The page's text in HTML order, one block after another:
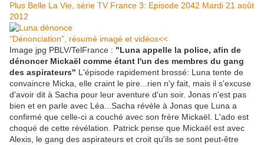
Plus Belle La Vie, série TV France 3: Episode 2042 Mardi 21 août
2012
"Dénonciation", résumé imagé et vidéos<<
Image jpg PBLV/TelFrance : "Luna appelle la police, afin de
dénoncer Mickaël comme étant l'un des membres du gang
des aspirateurs" L'épisode rapidement brossé: Luna tente de
convaincre Micka, elle craint le pire...rien n'y fait, mais il s'excuse
d'avoir dit à Sacha pour leur aventure d'un soir. Jonas n'est pas
bien et en parle avec Léa...Sacha révèle à Jonas que Luna a
confirmé que celle-ci a couché avec son frère Mickaël. L'ado est
choqué de cette révélation. Patrick pense que Mickaël est avec
Alexis, le gang des aspirateurs et croit qu'ils se sont peut-être